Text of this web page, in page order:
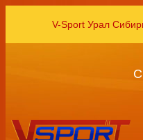
V-Sport Урал